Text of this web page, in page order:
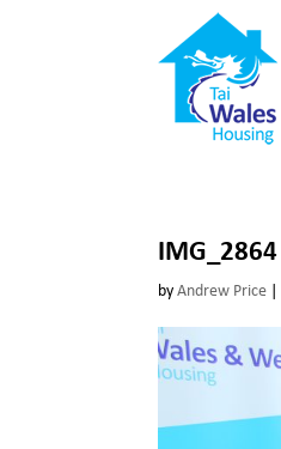
IMG_2864
byAndrew Price |